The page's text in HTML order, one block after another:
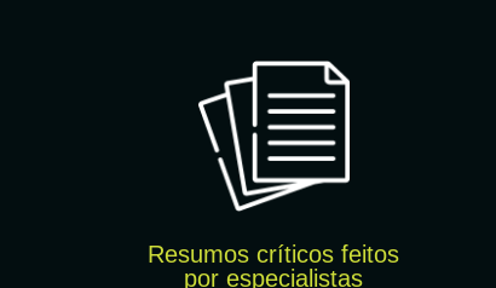
Resumos críticos feitos
porespecialistas